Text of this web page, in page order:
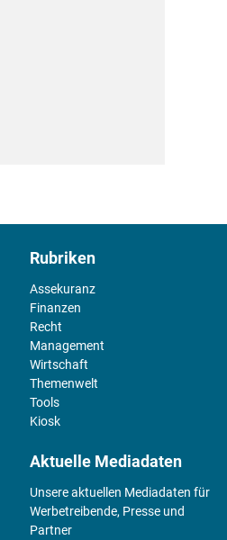
Rubriken
Assekuranz
Finanzen
Recht
Management
Wirtschaft
Themenwelt
Tools
Kiosk
Aktuelle Mediadaten
Unsere aktuellen Mediadaten für
Werbetreibende, Presse und
Partner